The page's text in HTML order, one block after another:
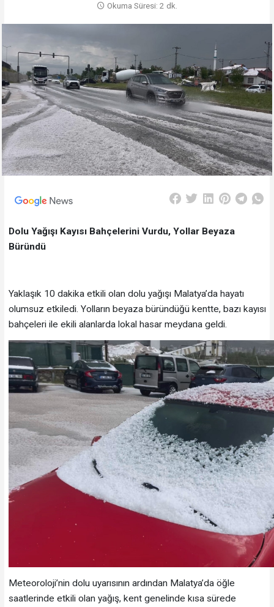
Okuma Süresi: 2 dk.
Dolu Yağışı Kayısı Bahçelerini Vurdu, Yollar Beyaza
Büründü
Yaklaşık 10 dakika etkili olan dolu yağışı Malatya’da hayatı
olumsuz etkiledi. Yolların beyaza büründüğü kentte, bazı kayısı
bahçeleri ile ekili alanlarda lokal hasar meydana geldi.
Meteoroloji’nin dolu uyarısının ardından Malatya’da öğle
saatlerinde etkili olan yağış, kent genelinde kısa sürede